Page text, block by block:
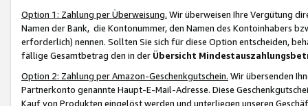
Option 1: Zahlung per Überweisung. Wir überweisen Ihre Vergütung
Namen der Bank, die Kontonummer, den Namen des Kontoinhabers
erforderlich) nennen. Sollten Sie sich für diese Option entscheiden,
fällige Gesamtbetrag den in der Übersicht
Option 2: Zahlung per Amazon-Geschenkgutschein. Wir übersenden
Partnerkonto genannte Haupt-E-Mail-Adresse. Diese
Kauf von Produkten eingelöst werden und unterliegen unseren